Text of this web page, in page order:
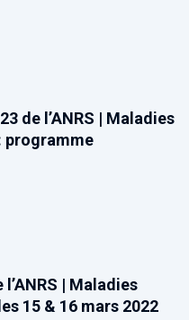
de l’ANRS | Maladies
programme
| Maladies
15 & 16 mars 2022